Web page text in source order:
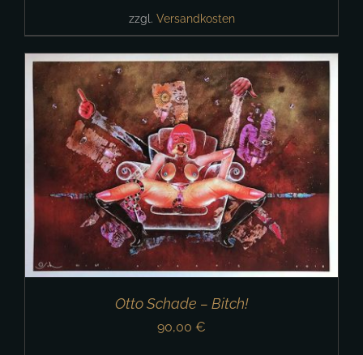
zzgl. Versandkosten
Otto Schade – Bitch!
90,00 €